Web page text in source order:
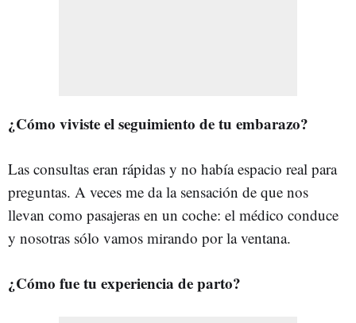
¿Cómo viviste el seguimiento de tu embarazo?
Las consultas eran rápidas y no había espacio real para
preguntas. A veces me da la sensación de que nos
llevan como pasajeras en un coche: el médico conduce
y nosotras sólo vamos mirando por la ventana.
¿Cómo fue tu experiencia de parto?